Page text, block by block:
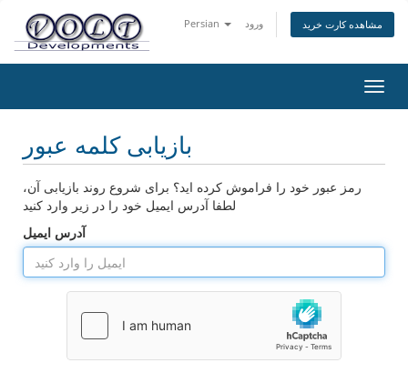
Persian ورود مشاهده کارت خرید
تغییر
بازیابی کلمه عبور
رمز عبور خود را فراموش کرده اید؟ برای شروع روند بازیابی آن،
لطفا آدرس ایمیل خود را در زیر وارد کنید
آدرس ایمیل